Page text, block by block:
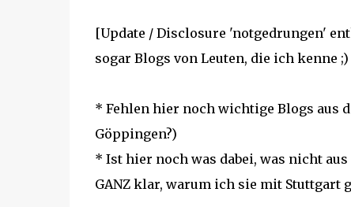
[Update / Disclosure 'notgedrungen'
sogar Blogs von Leuten, die ich kenne
* Fehlen hier noch wichtige Blogs aus
Göppingen?)
* Ist hier noch was dabei, was nicht
GANZ klar, warum ich sie mit Stuttgart